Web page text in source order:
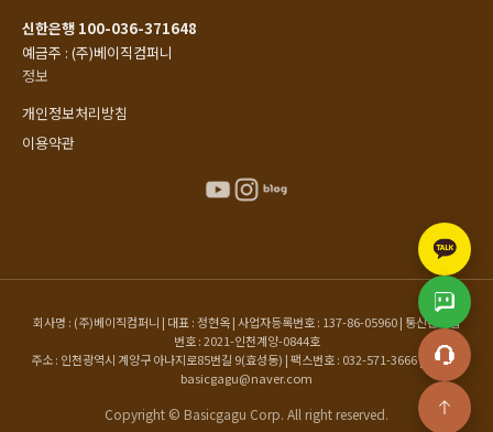
신한은행 100-036-371648
예금주 : (주)베이직컴퍼니
정보
개인정보처리방침
이용약관
회사명 : (주)베이직컴퍼니 | 대표 : 정현옥 | 사업자등록번호 : 137-86-05960 | 통신판매업
번호 : 2021-인천계양-0844호
주소 : 인천광역시 계양구 아나지로85번길 9(효성동) | 팩스번호 : 032-571-3666 | 이메일 :
basicgagu@naver.com
Copyright © Basicgagu Corp. All right reserved.